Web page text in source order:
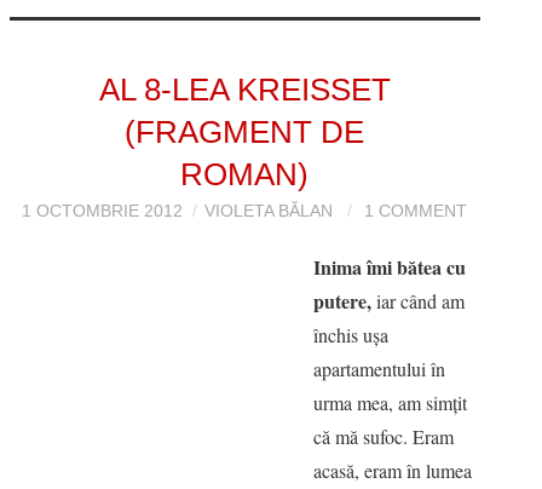
PROZĂ
AL 8-LEA KREISSET
(FRAGMENT DE
ROMAN)
1 OCTOMBRIE 2012 VIOLETA BĂLAN 1 COMMENT
Inima îmi bătea cu
putere,iar când am
închis uşa
apartamentului în
urma mea, am simţit
că mă sufoc. Eram
acasă, eram în lumea